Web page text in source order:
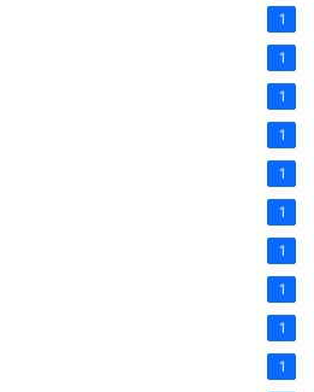
1
1
1
1
1
1
1
1
1
1